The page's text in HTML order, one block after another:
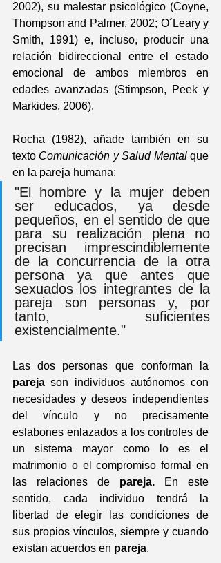
2002), su malestar psicológico (Coyne,
Thompson and Palmer, 2002; O´Leary y
Smith, 1991) e, incluso, producir una
relación bidireccional entre el estado
emocional de ambos miembros en
edades avanzadas (Stimpson, Peek y
Markides, 2006).
Rocha (1982), añade también en su
texto Comunicación y Salud Mental que
en la pareja humana:
"El hombre y la mujer deben
ser educados, ya desde
pequeños, en el sentido de que
para su realización plena no
precisan imprescindiblemente
de la concurrencia de la otra
persona ya que antes que
sexuados los integrantes de la
pareja son personas y, por
tanto, suficientes
existencialmente."
pareja son individuos autónomos con
necesidades y deseos independientes
del vínculo y no precisamente
eslabones enlazados a los controles de
un sistema mayor como lo es el
matrimonio o el compromiso formal en
las relaciones de pareja. En este
sentido, cada individuo tendrá la
libertad de elegir las condiciones de
sus propios vínculos, siempre y cuando
existan acuerdos en pareja.